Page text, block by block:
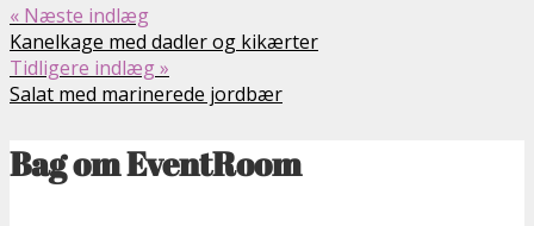
« Næste indlæg
Kanelkage med dadler og kikærter
Tidligere indlæg »
Salat med marinerede jordbær
Bag om EventRoom